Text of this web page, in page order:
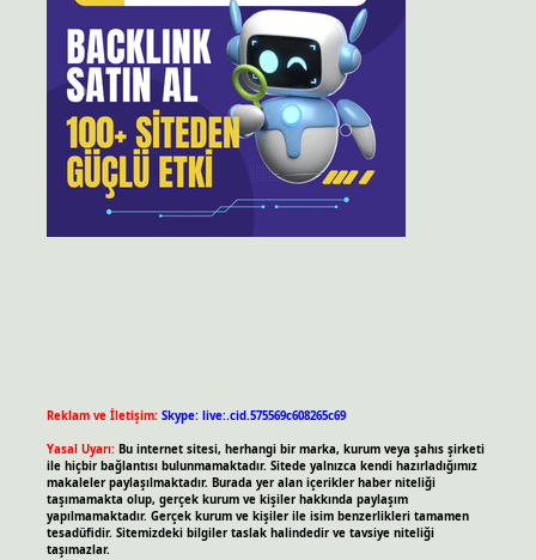
Reklam ve İletişim: Skype: live:.cid.575569c608265c69
Yasal Uyarı: Bu internet sitesi, herhangi bir marka, kurum veya şahıs şirketi
ile hiçbir bağlantısı bulunmamaktadır. Sitede yalnızca kendi hazırladığımız
makaleler paylaşılmaktadır. Burada yer alan içerikler haber niteliği
taşımamakta olup, gerçek kurum ve kişiler hakkında paylaşım
yapılmamaktadır. Gerçek kurum ve kişiler ile isim benzerlikleri tamamen
tesadüfidir. Sitemizdeki bilgiler taslak halindedir ve tavsiye niteliği
taşımazlar.